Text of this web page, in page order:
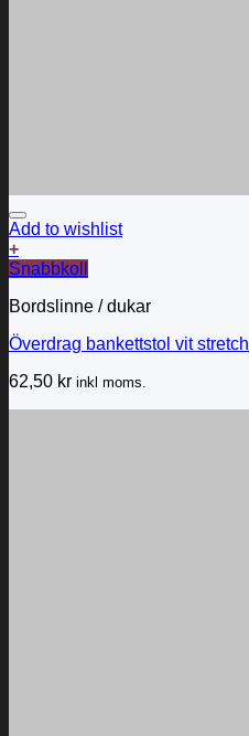
Add to wishlist
+
Snabbkoll
Bordslinne / dukar
Överdrag bankettstol vit stretch
62,50 kr inkl moms.